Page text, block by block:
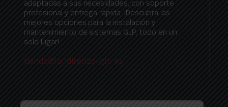
adaptadas a sus necesidades, con soporte
profesional y entrega rápida. ¡Descubra las
mejores opciones para la instalación y
mantenimiento de sistemas GLP, todo en un
solo lugar!
tienda@landirenzo-glp.es